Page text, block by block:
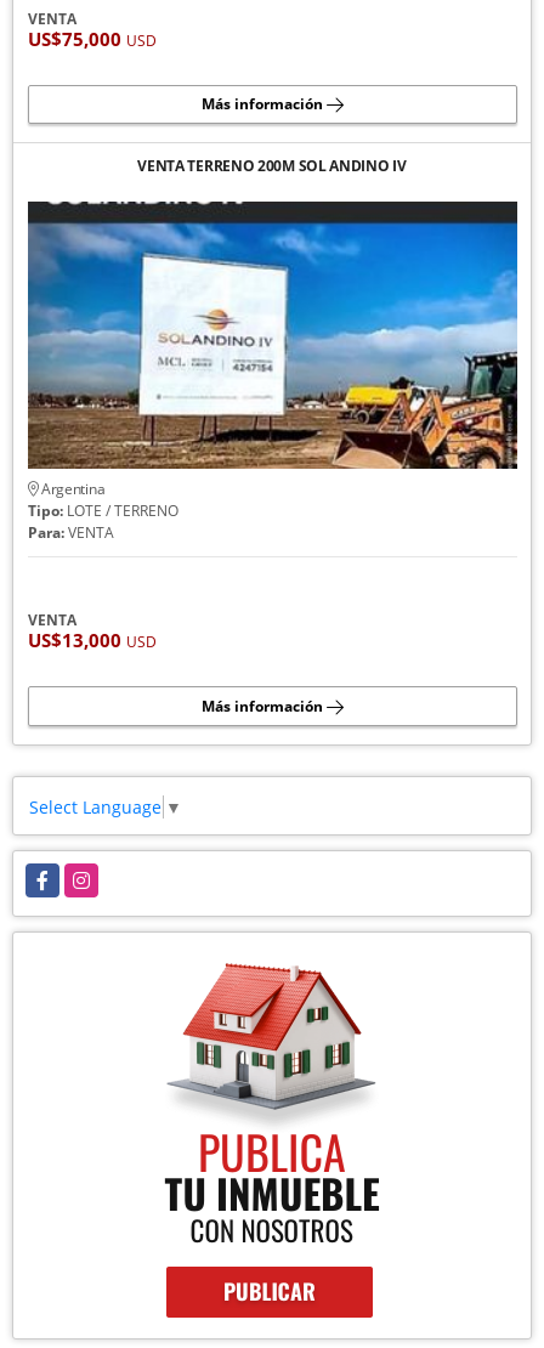
VENTA
US$75,000 USD
Más información
VENTA TERRENO 200M SOL ANDINO IV
Argentina
Tipo:LOTE / TERRENO
Para:VENTA
VENTA
US$13,000 USD
Más información
Select Language ▼
FacebookInstagram